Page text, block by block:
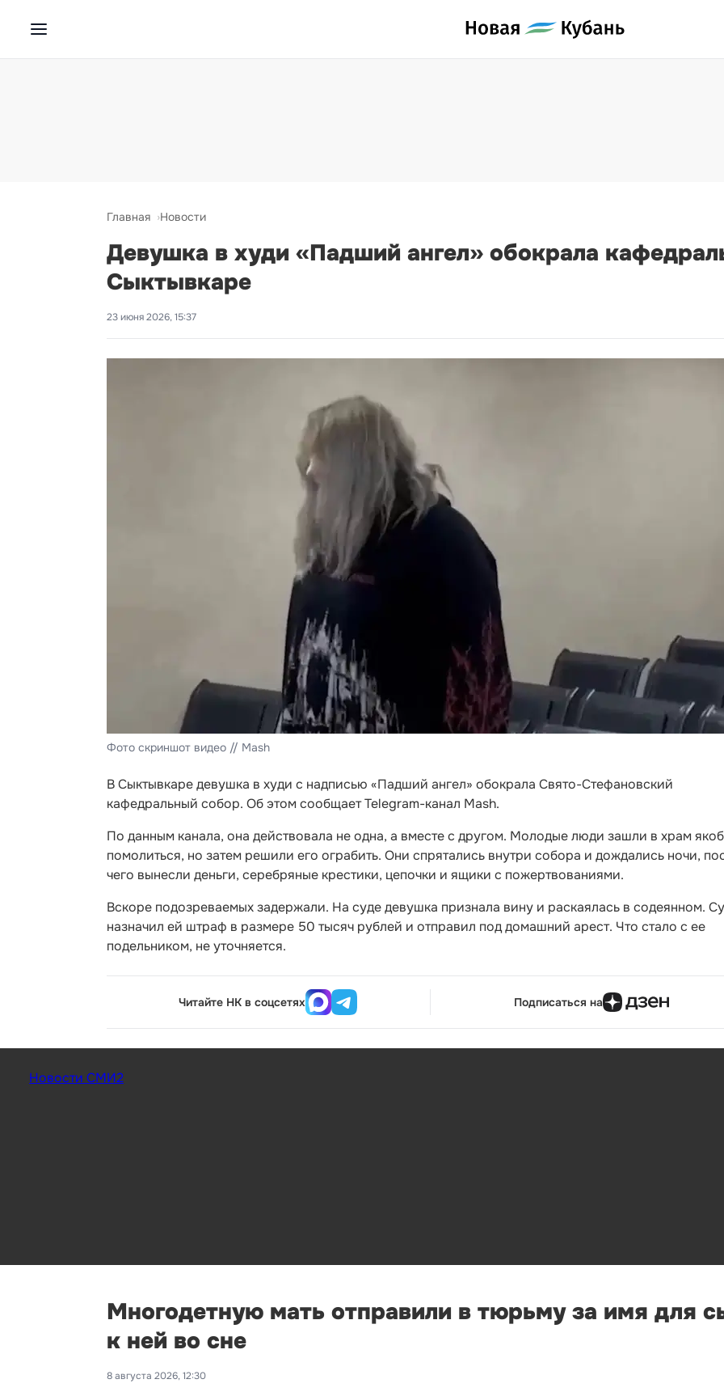
Главная Новости
Девушка в худи «Падший ангел» обокрала
Сыктывкаре
23 июня 2026, 15:37
Фото скриншот видео // Mash
В Сыктывкаре девушка в худи с надписью «Падший ангел» обокрала Свято-Стефановский
кафедральный собор. Об этом сообщает Telegram-канал Mash.
По данным канала, она действовала не одна, а вместе с другом. Молодые люди зашли в храм
помолиться, но затем решили его ограбить. Они спрятались внутри собора и дождались ночи,
чего вынесли деньги, серебряные крестики, цепочки и ящики с пожертвованиями.
Вскоре подозреваемых задержали. На суде девушка признала вину и раскаялась в содеянном.
назначил ей штраф в размере 50 тысяч рублей и отправил под домашний арест. Что стало с ее
подельником, не уточняется.
Читайте НК в соцсетях Подписаться на
Новости СМИ2
Многодетную мать отправили в тюрьму за имя для
к ней во сне
8 августа 2026, 12:30